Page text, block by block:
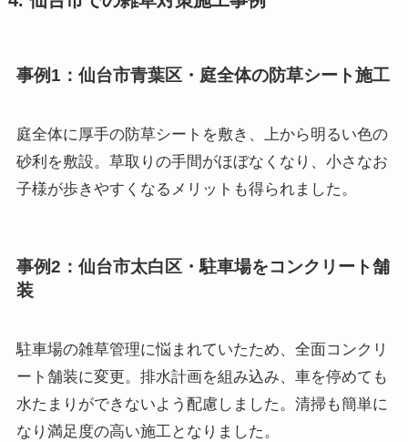
事例1：仙台市青葉区・庭全体の防草シート施工
庭全体に厚手の防草シートを敷き、上から明るい色の
砂利を敷設。草取りの手間がほぼなくなり、小さなお
子様が歩きやすくなるメリットも得られました。
事例2：仙台市太白区・駐車場をコンクリート舗
装
駐車場の雑草管理に悩まれていたため、全面コンクリ
ート舗装に変更。排水計画を組み込み、車を停めても
水たまりができないよう配慮しました。清掃も簡単に
なり満足度の高い施工となりました。